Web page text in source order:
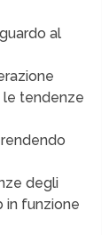
al
le tendenze
degli
in funzione